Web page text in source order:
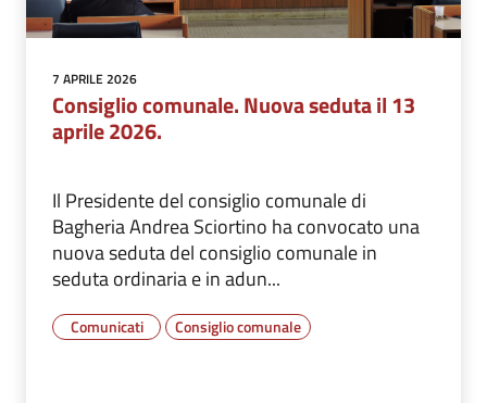
7 APRILE 2026
Consiglio comunale. Nuova seduta il 13
aprile 2026.
Il Presidente del consiglio comunale di
Bagheria Andrea Sciortino ha convocato una
nuova seduta del consiglio comunale in
seduta ordinaria e in adun...
Comunicati Consiglio comunale